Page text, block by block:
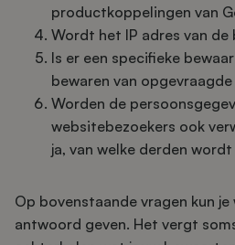
productkoppelingen van
Wordt het IP adres van de
Is er een specifieke
bewaren van
Worden de
websitebezoekers ook
ja, van welke derden
Op bovenstaande vragen kun
antwoord geven. Het vergt